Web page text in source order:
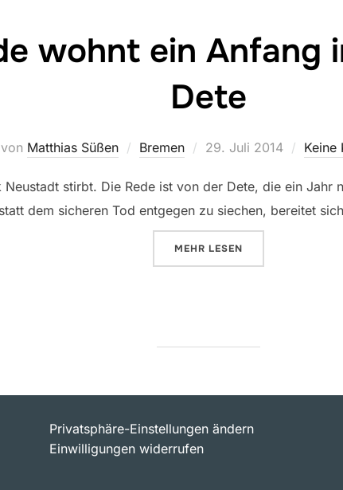
wohnt ein Anfang
Dete
von Matthias Süßen Bremen
Veröffentlicht
29. Juli 2014 Keine
Neustadt stirbt. Die Rede ist von der Dete, die ein Jahr
dem sicheren Tod entgegen zu siechen, bereitet
MEHR ÜBER „JEDEM ENDE
LESEN
Privatsphäre-Einstellungen ändern
Einwilligungen widerrufen